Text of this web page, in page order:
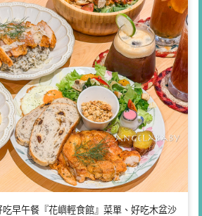
早午餐『花嶼輕食館』菜單、好吃木盆沙